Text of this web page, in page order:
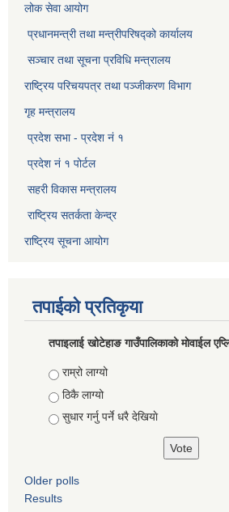
लोक सेवा आयोग
प्रधानमन्त्री तथा मन्त्रीपरिषद्को कार्यालय
सञ्‍चार तथा सूचना प्रविधि मन्त्रालय
राष्ट्रिय परिचयपत्र तथा पञ्जीकरण विभाग​
गृह मन्त्रालय
प्रदेश सभा - प्रदेश नं १
प्रदेश नं १ पोर्टल
सहरी विकास मन्त्रालय
राष्ट्रिय सतर्कता केन्द्र
राष्ट्रिय सूचना आयोग
तपाईको प्रतिकृया
तपाइलाई खोटेहाङ गाउँपालिकाको माेवाईल
Choices
राम्रो लाग्यो
ठिकै लाग्यो
सुधार गर्नु पर्ने धरै देखियाे
Older polls
Results